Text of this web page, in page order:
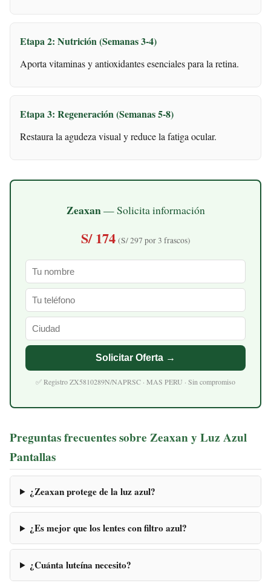
Etapa 2: Nutrición (Semanas 3-4)
Aporta vitaminas y antioxidantes esenciales para la retina.
Etapa 3: Regeneración (Semanas 5-8)
Restaura la agudeza visual y reduce la fatiga ocular.
Zeaxan— Solicita información
S/ 174 (S/ 297 por 3 frascos)
Solicitar Oferta →
✅ Registro ZX5810289N/NAPRSC · MAS PERU · Sin compromiso
Preguntas frecuentes sobre Zeaxan y Luz Azul
Pantallas
¿Zeaxan protege de la luz azul?
¿Es mejor que los lentes con filtro azul?
¿Cuánta luteína necesito?